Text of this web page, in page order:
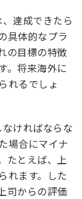
達成できたら
具体的なプラ
の目標の特徴
。将来海外に
れるでしょ
ければならな
場合にマイナ
たとえば、上
れます。した
司からの評価